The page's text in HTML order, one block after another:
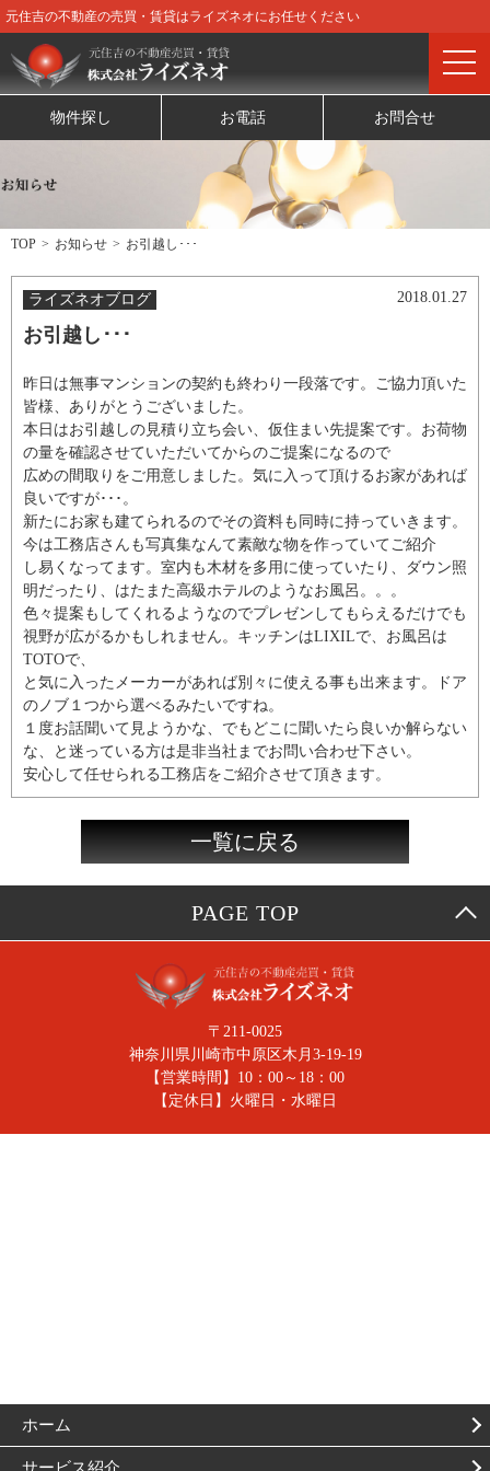
元住吉の不動産の売買・賃貸はライズネオにお任せください
物件探し お電話 お問合せ
TOP お知らせ お引越し･･･
2018.01.27
ライズネオブログ
お引越し･･･
昨日は無事マンションの契約も終わり一段落です。ご協力頂いた
皆様、ありがとうございました。
本日はお引越しの見積り立ち会い、仮住まい先提案です。お荷物
の量を確認させていただいてからのご提案になるので
広めの間取りをご用意しました。気に入って頂けるお家があれば
良いですが･･･。
新たにお家も建てられるのでその資料も同時に持っていきます。
今は工務店さんも写真集なんて素敵な物を作っていてご紹介
し易くなってます。室内も木材を多用に使っていたり、ダウン照
明だったり、はたまた高級ホテルのようなお風呂。。。
色々提案もしてくれるようなのでプレゼンしてもらえるだけでも
視野が広がるかもしれません。キッチンはLIXILで、お風呂は
TOTOで、
と気に入ったメーカーがあれば別々に使える事も出来ます。ドア
のノブ１つから選べるみたいですね。
１度お話聞いて見ようかな、でもどこに聞いたら良いか解らない
な、と迷っている方は是非当社までお問い合わせ下さい。
安心して任せられる工務店をご紹介させて頂きます。
一覧に戻る
PAGE TOP
〒211-0025
神奈川県川崎市中原区木月3-19-19
【営業時間】10：00～18：00
【定休日】火曜日・水曜日
ホーム